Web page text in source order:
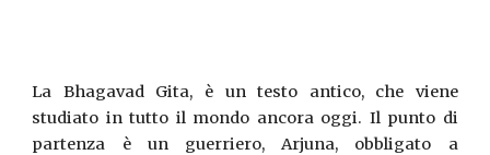
La Bhagavad Gita, è un testo antico, che viene
studiato in tutto il mondo ancora oggi. Il punto di
partenza è un guerriero, Arjuna, obbligato a